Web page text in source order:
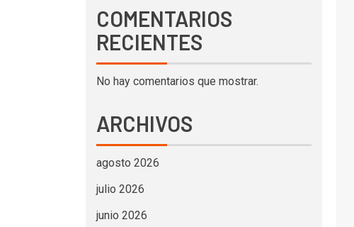
COMENTARIOS
RECIENTES
No hay comentarios que mostrar.
ARCHIVOS
agosto 2026
julio 2026
junio 2026